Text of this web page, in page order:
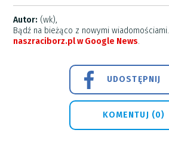
Autor: (wk),
Bądź na bieżąco z nowymi wiadomościami.
naszraciborz.pl w Google News.
UDOSTĘPNIJ
KOMENTUJ (0)